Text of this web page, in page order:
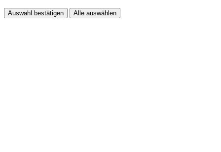
Auswahl bestätigen Alle auswählen